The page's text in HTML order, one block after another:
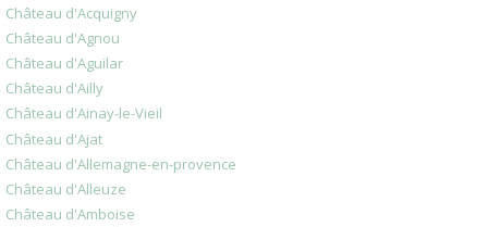
Château d'Acquigny
Château d'Agnou
Château d'Aguilar
Château d'Ailly
Château d'Ainay-le-Vieil
Château d'Ajat
Château d'Allemagne-en-provence
Château d'Alleuze
Château d'Amboise